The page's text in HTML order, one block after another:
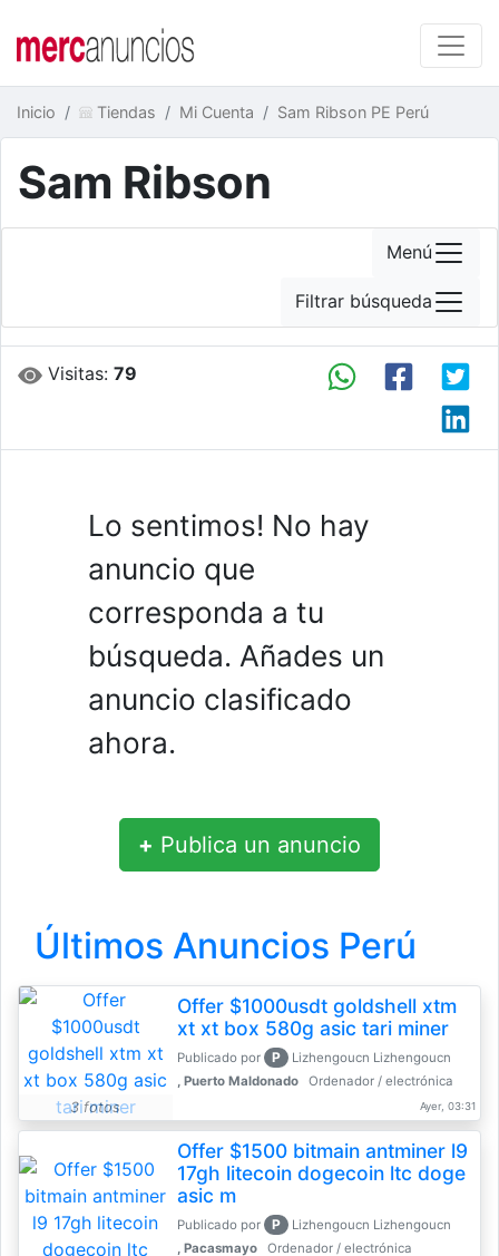
Inicio Tiendas Mi Cuenta Sam Ribson PE Perú
Sam Ribson
Visitas:79
Lo sentimos! No hay
anuncio que
corresponda a tu
búsqueda. Añades un
anuncio clasificado
ahora.
+ Publica un anuncio
Últimos Anuncios Perú
3 fotos
Offer $1000usdt goldshell xtm
xt xt box 580g asic tari miner
Publicado por P
Lizhengoucn Lizhengoucn
, Puerto Maldonado
Ordenador / electrónica
Ayer, 03:31
Offer $1500 bitmain antminer l9
17gh litecoin dogecoin ltc doge
asic m
Publicado por P
Lizhengoucn Lizhengoucn
, Pacasmayo
Ordenador / electrónica
Menú
Filtrar búsqueda